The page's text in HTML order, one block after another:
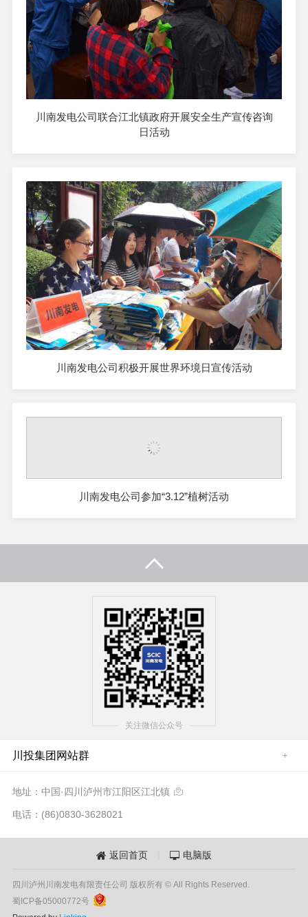
川南发电公司联合江北镇政府开展安全生产宣传咨询
日活动
川南发电公司积极开展世界环境日宣传活动
川南发电公司参加“3.12”植树活动
关注微信公众号
川投集团网站群
地址：中国·四川泸州市江阳区江北镇 
电话：(86)0830-3628021
 返回首页  电脑版
四川泸州川南发电有限责任公司 版权所有 © All Rights Reserved.
蜀ICP备05000772号